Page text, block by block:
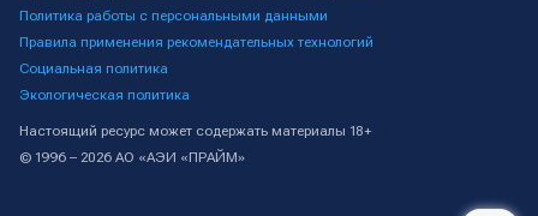
Политика работы с персональными данными
Правила применения рекомендательных технологий
Социальная политика
Экологическая политика
Настоящий ресурс может содержать материалы 18+
© 1996 – 2026 АО «АЭИ «ПРАЙМ»